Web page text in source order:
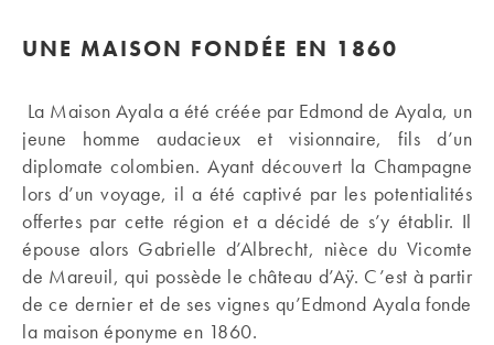
UNE MAISON FONDÉE EN 1860
La Maison Ayala a été créée par Edmond de Ayala, un
jeune homme audacieux et visionnaire, fils d’un
diplomate colombien. Ayant découvert la Champagne
lors d’un voyage, il a été captivé par les potentialités
offertes par cette région et a décidé de s’y établir. Il
épouse alors Gabrielle d’Albrecht, nièce du Vicomte
de Mareuil, qui possède le château d’Aÿ. C’est à partir
de ce dernier et de ses vignes qu’Edmond Ayala fonde
la maison éponyme en 1860.